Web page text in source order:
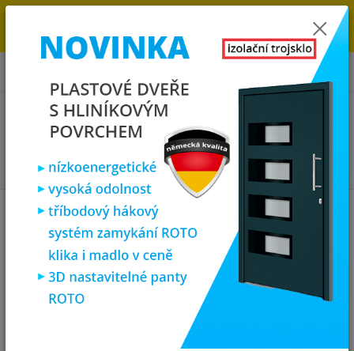
OBJEDNÁVKOU. MÁME 7 000 OKEN A DVEŘÍ SKLADEM U NÁS V
KLATOVECH.
0
0,00 Kč
Plastová okna
plastové okno 70x100 cm, jednokřídlé, bílé,
PREMIUM 7000
plastové okno 70x100 cm,
jednokřídlé, bílé, PREMIUM 7000